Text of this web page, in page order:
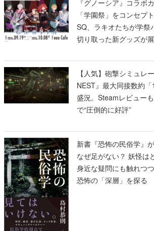
『グノーシア』コラボ
「学園祭」をコンセプ
SQ、ラキオたちが学祭
切り取った新グッズが
【人気】砲撃シミュレ
NEST』最大同接数約
盛況。Steamレビュー
で“圧倒的に好評”
新書『恐怖の民俗学』
なぜ足がない？ 妖怪は
身近な疑問にも触れつ
恐怖の「深層」を探る